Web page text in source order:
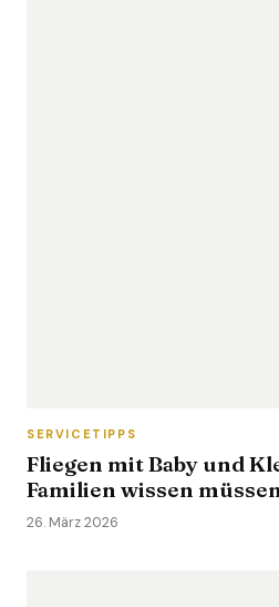
SERVICETIPPS
Fliegen mit Baby und
Familien wissen
26. März 2026